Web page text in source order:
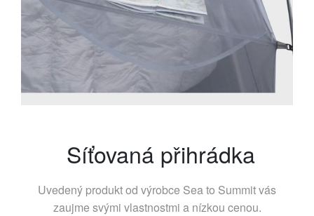
Síťovaná přihrádka
Uvedený produkt od výrobce Sea to Summitvás
zaujme svými vlastnostmi a nízkou cenou.